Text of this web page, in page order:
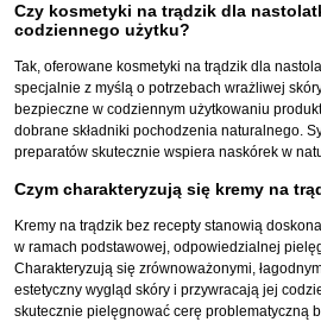
Czy kosmetyki na trądzik dla
codziennego użytku?
Tak, oferowane kosmetyki na trądzik dla
specjalnie z myślą o potrzebach wrażliwej
bezpieczne w codziennym użytkowaniu
dobrane składniki pochodzenia naturalnego.
preparatów skutecznie wspiera naskórek w
Czym charakteryzują się kremy na
Kremy na trądzik bez recepty stanowią
w ramach podstawowej, odpowiedzialnej
Charakteryzują się zrównoważonymi,
estetyczny wygląd skóry i przywracają jej
skutecznie pielęgnować cerę problematyczną